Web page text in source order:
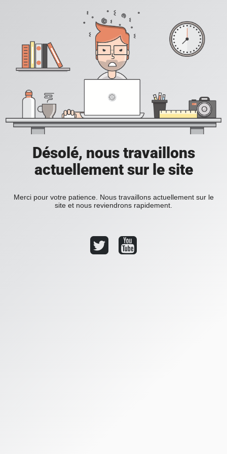
Désolé, nous travaillons
actuellement sur le site
Merci pour votre patience. Nous travaillons actuellement sur le
site et nous reviendrons rapidement.